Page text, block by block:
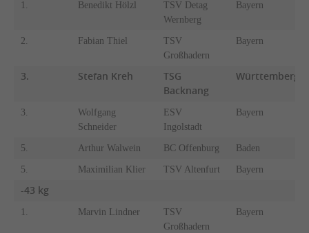
1. Benedikt Hölzl
TSV Detag
Wernberg
Bayern
2. Fabian Thiel
TSV
Großhadern
Bayern
3. Stefan Kreh
TSG
Backnang
Württemberg
3.
Wolfgang
Schneider
ESV
Ingolstadt
Bayern
5. Arthur Walwein BC Offenburg Baden
5. Maximilian Klier TSV Altenfurt Bayern
-43 kg
1. Marvin Lindner
TSV
Großhadern
Bayern